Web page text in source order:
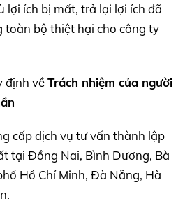
lợi ích bị mất, trả lại lợi ích đã
toàn bộ thiệt hại cho công ty
định vềTrách nhiệm của người
cấp dịch vụ tư vấn thành lập
tại Đồng Nai, Bình Dương, Bà
Hồ Chí Minh, Đà Nẵng, Hà